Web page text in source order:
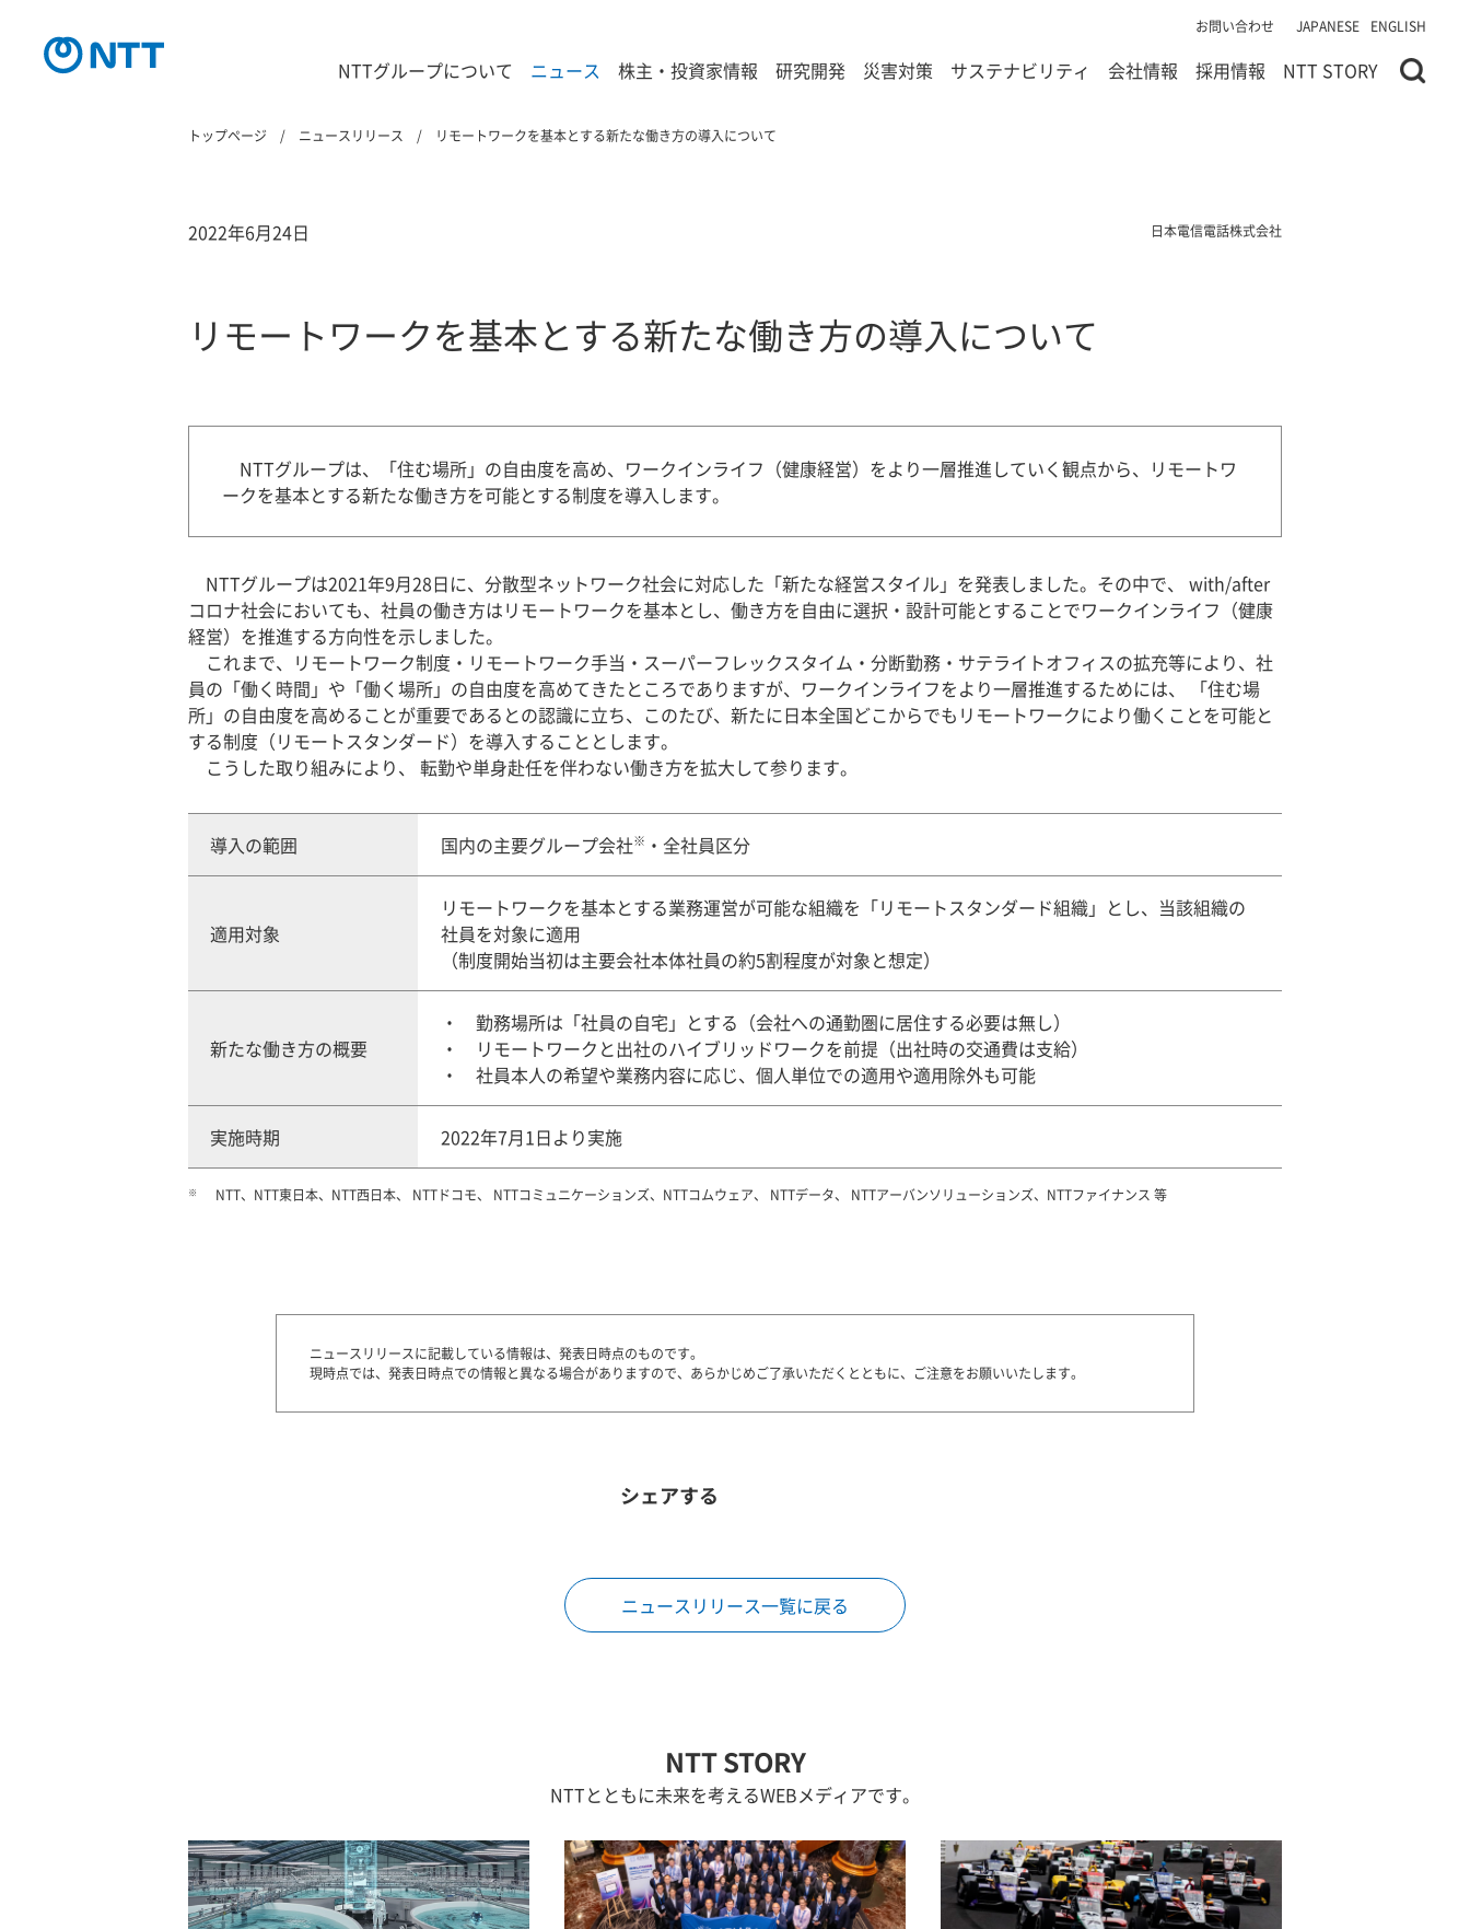
お問い合わせ JAPANESE ENGLISH
NTTグループについて ニュース 株主・投資家情報 研究開発 災害対策 サステナビリティ 会社情報 採用情報 NTT STORY
トップページ ニュースリリース リモートワークを基本とする新たな働き方の導入について
2022年6月24日 日本電信電話株式会社
リモートワークを基本とする新たな働き方の導入について
NTTグループは、「住む場所」の自由度を高め、ワークインライフ（健康経営）をより一層推進していく観点から、リモートワ
ークを基本とする新たな働き方を可能とする制度を導入します。
NTTグループは2021年9月28日に、分散型ネットワーク社会に対応した「新たな経営スタイル」を発表しました。その中で、 with/after
コロナ社会においても、社員の働き方はリモートワークを基本とし、働き方を自由に選択・設計可能とすることでワークインライフ（健康
経営）を推進する方向性を示しました。
これまで、リモートワーク制度・リモートワーク手当・スーパーフレックスタイム・分断勤務・サテライトオフィスの拡充等により、社
員の「働く時間」や「働く場所」の自由度を高めてきたところでありますが、ワークインライフをより一層推進するためには、 「住む場
所」の自由度を高めることが重要であるとの認識に立ち、このたび、新たに日本全国どこからでもリモートワークにより働くことを可能と
する制度（リモートスタンダード）を導入することとします。
こうした取り組みにより、 転勤や単身赴任を伴わない働き方を拡大して参ります。
導入の範囲 国内の主要グループ会社※ ・全社員区分
適用対象
リモートワークを基本とする業務運営が可能な組織を「リモートスタンダード組織」とし、当該組織の
社員を対象に適用
（制度開始当初は主要会社本体社員の約5割程度が対象と想定）
新たな働き方の概要
勤務場所は「社員の自宅」とする（会社への通勤圏に居住する必要は無し）
リモートワークと出社のハイブリッドワークを前提（出社時の交通費は支給）
社員本人の希望や業務内容に応じ、個人単位での適用や適用除外も可能
実施時期 2022年7月1日より実施
※ NTT、NTT東日本、NTT西日本、 NTTドコモ、 NTTコミュニケーションズ、NTTコムウェア、 NTTデータ、 NTTアーバンソリューションズ、NTTファイナンス 等
ニュースリリースに記載している情報は、発表日時点のものです。
現時点では、発表日時点での情報と異なる場合がありますので、あらかじめご了承いただくとともに、ご注意をお願いいたします。
シェアする
ニュースリリース一覧に戻る
NTT STORY
NTTとともに未来を考えるWEBメディアです。